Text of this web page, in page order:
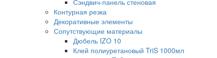
Сэндвич-панель стеновая
Контурная резка
Декоративные элементы
Сопутствующие материалы
Дюбель IZO 10
Клей полиуретановый TriS 1000мл